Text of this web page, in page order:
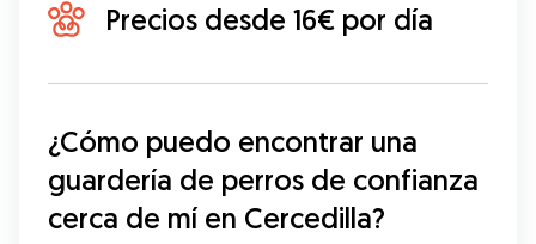
Precios desde 16€ por día
¿Cómo puedo encontrar una
guardería de perros de confianza
cerca de mí en Cercedilla?